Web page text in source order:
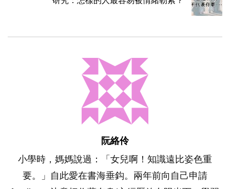
阮絡伶
小學時，媽媽說過：「女兒啊！知識遠比姿色重
要。」自此愛在書海垂鈎。兩年前向自己申請